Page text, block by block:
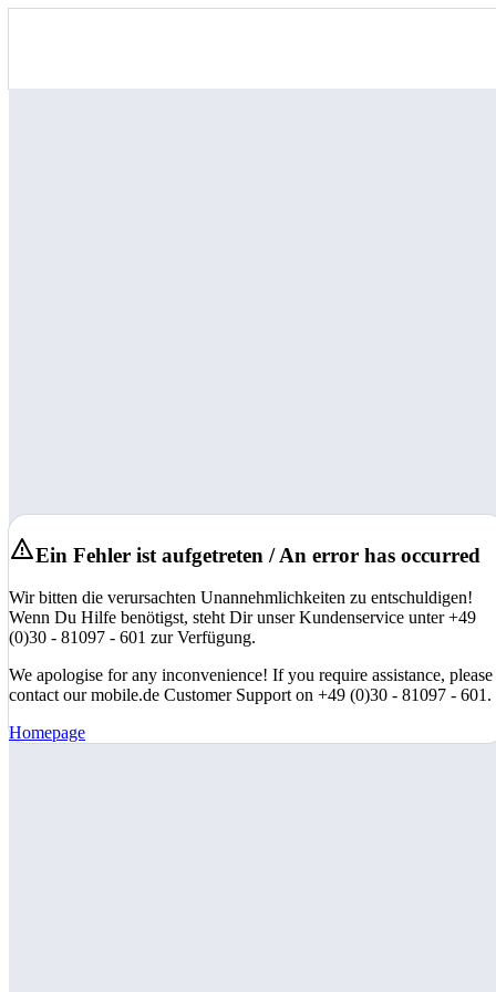
Ein Fehler ist aufgetreten / An error has occurred
Wir bitten die verursachten Unannehmlichkeiten zu entschuldigen!
Wenn Du Hilfe benötigst, steht Dir unser Kundenservice unter +49
(0)30 - 81097 - 601 zur Verfügung.
We apologise for any inconvenience! If you require assistance, please
contact our mobile.de Customer Support on +49 (0)30 - 81097 - 601.
Homepage